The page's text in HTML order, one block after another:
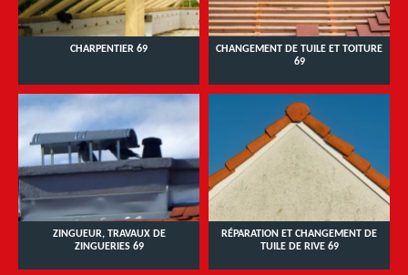
CHARPENTIER 69
CHANGEMENT DE TUILE ET TOITURE
69
ZINGUEUR, TRAVAUX DE
ZINGUERIES 69
RÉPARATION ET CHANGEMENT DE
TUILE DE RIVE 69